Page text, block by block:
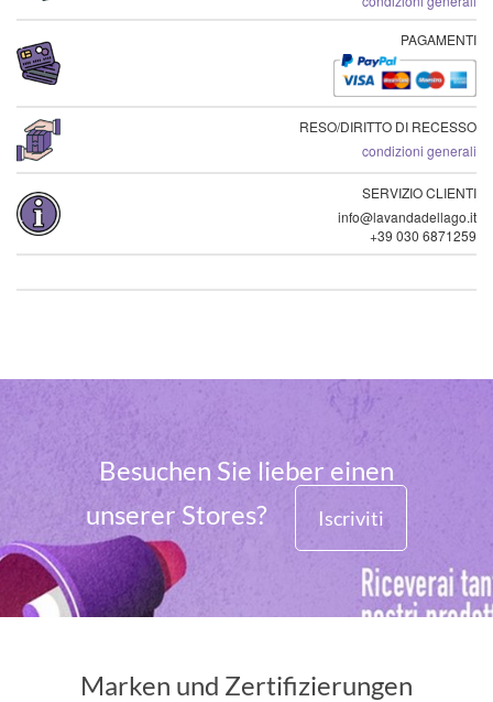
PAGAMENTI
RESO/DIRITTO DI RECESSO
condizioni generali
SERVIZIO CLIENTI
info@lavandadellago.it
+39 030 6871259
Besuchen Sie lieber einen
unserer Stores?
Iscriviti
Marken und Zertifizierungen